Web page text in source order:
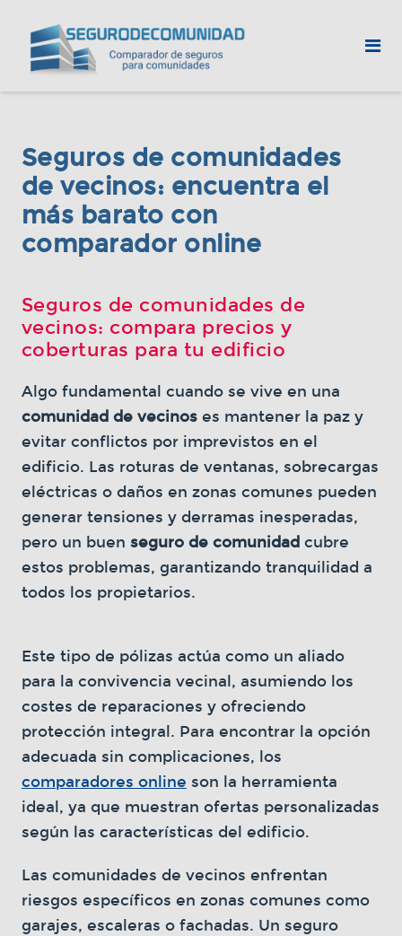
Seguros de comunidades
de vecinos: encuentra el
más barato con
comparador online
Seguros de comunidades de
vecinos: compara precios y
coberturas para tu edificio
Algo fundamental cuando se vive en una
comunidad de vecinoses mantener la paz y
evitar conflictos por imprevistos en el
edificio. Las roturas de ventanas, sobrecargas
eléctricas o daños en zonas comunes pueden
generar tensiones y derramas inesperadas,
pero un buen seguro de comunidad cubre
estos problemas, garantizando tranquilidad a
todos los propietarios.
Este tipo de pólizas actúa como un aliado
para la convivencia vecinal, asumiendo los
costes de reparaciones y ofreciendo
protección integral. Para encontrar la opción
adecuada sin complicaciones, los
comparadores online son la herramienta
ideal, ya que muestran ofertas personalizadas
según las características del edificio.
Las comunidades de vecinos enfrentan
riesgos específicos en zonas comunes como
garajes, escaleras o fachadas. Un seguro